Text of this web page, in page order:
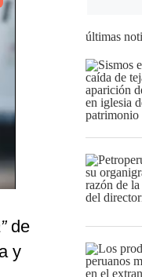
de
y
últimas